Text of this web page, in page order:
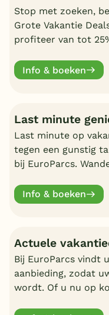
Stop met zoeken,
Grote Vakantie
profiteer van tot
Info & boeken
Last minute
Last minute op
tegen een gunstig
bij EuroParcs.
eigen bungalow
Info & boeken
Actuele
Bij EuroParcs vindt
aanbieding, zodat
wordt. Of u nu op